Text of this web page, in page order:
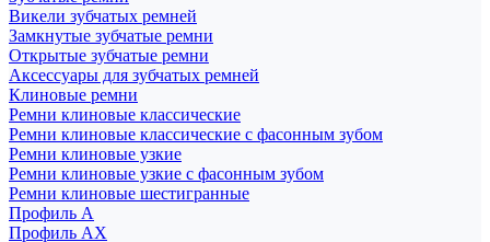
Викели зубчатых ремней
Замкнутые зубчатые ремни
Открытые зубчатые ремни
Аксессуары для зубчатых ремней
Клиновые ремни
Ремни клиновые классические
Ремни клиновые классические с фасонным зубом
Ремни клиновые узкие
Ремни клиновые узкие с фасонным зубом
Ремни клиновые шестигранные
Профиль A
Профиль AX